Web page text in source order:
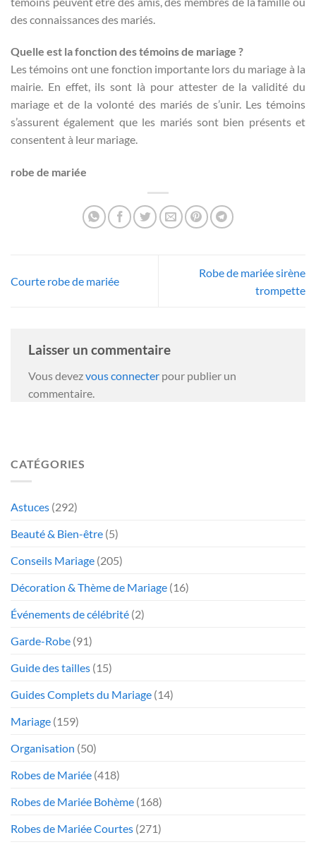
des connaissances des mariés.
Quelle est la fonction des témoins de mariage ?
Les témoins ont une fonction importante lors du mariage à la
mairie. En effet, ils sont là pour attester de la validité du
mariage et de la volonté des mariés de s’unir. Les témoins
s’assurent également que les mariés sont bien présents et
consentent à leur mariage.
robe de mariée
Courte robe de mariée
Robe de mariée sirène
trompette
Laisser un commentaire
Vous devezvous connecter pour publier un
commentaire.
CATÉGORIES
Astuces (292)
Beauté & Bien-être (5)
Conseils Mariage (205)
Décoration & Thème de Mariage (16)
Événements de célébrité (2)
Garde-Robe (91)
Guide des tailles (15)
Guides Complets du Mariage (14)
Mariage (159)
Organisation (50)
Robes de Mariée (418)
Robes de Mariée Bohème (168)
Robes de Mariée Courtes (271)